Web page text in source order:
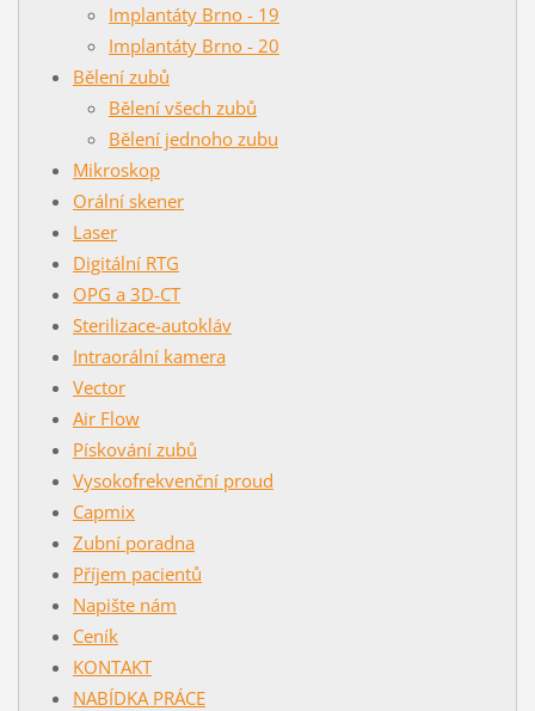
Implantáty Brno - 19
Implantáty Brno - 20
Bělení zubů
Bělení všech zubů
Bělení jednoho zubu
Mikroskop
Orální skener
Laser
Digitální RTG
OPG a 3D-CT
Sterilizace-autokláv
Intraorální kamera
Vector
Air Flow
Pískování zubů
Vysokofrekvenční proud
Capmix
Zubní poradna
Příjem pacientů
Napište nám
Ceník
KONTAKT
NABÍDKA PRÁCE